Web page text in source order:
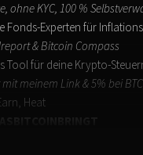
ohne KYC, 100 %
Fonds-Experten für
& Bitcoin Compass
Tool für deine Krypto-
meinem Link & 5% bei
Heat